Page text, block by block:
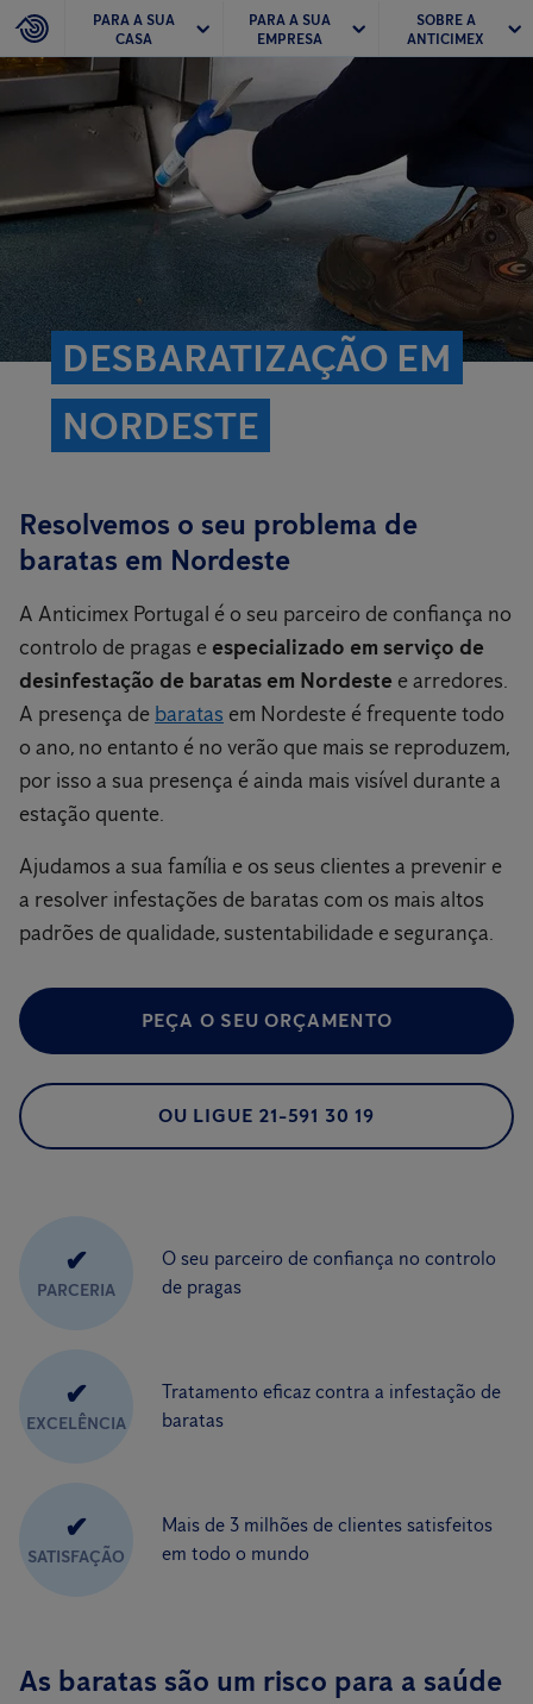
PARA A SUA
CASA
PARA A SUA
EMPRESA
SOBRE A
ANTICIMEX
DESBARATIZAÇÃO EM
NORDESTE
Resolvemos o seu problema de
baratas em Nordeste
A Anticimex Portugal é o seu parceiro de confiança no
controlo de pragas e especializado em serviço de
desinfestação de baratas em Nordeste e arredores.
A presença de baratas em Nordeste é frequente todo
o ano, no entanto é no verão que mais se reproduzem,
por isso a sua presença é ainda mais visível durante a
estação quente.
Ajudamos a sua família e os seus clientes a prevenir e
a resolver infestações de baratas com os mais altos
padrões de qualidade, sustentabilidade e segurança.
PEÇA O SEU ORÇAMENTO
OU LIGUE 21-591 30 19
✔
PARCERIA
O seu parceiro de confiança no controlo
de pragas
✔
EXCELÊNCIA
Tratamento eficaz contra a infestação de
baratas
✔
SATISFAÇÃO
Mais de 3 milhões de clientes satisfeitos
em todo o mundo
As baratas são um risco para a saúde